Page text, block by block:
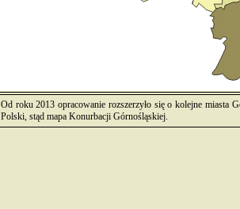
Od roku 2013 opracowanie rozszerzyło się o kolejne miasta
Polski, stąd mapa Konurbacji Górnośląskiej.